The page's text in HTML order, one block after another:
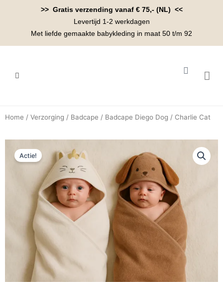
>> Gratis verzending vanaf € 75,- (NL) <<
Levertijd 1-2 werkdagen
Met liefde gemaakte babykleding in maat 50 t/m 92
Home / Verzorging / Badcape / Badcape Diego Dog / Charlie Cat
Actie!